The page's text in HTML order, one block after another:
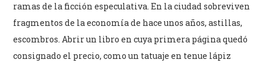
ramas de la ficción especulativa. En la ciudad sobreviven
fragmentos de la economía de hace unos años, astillas,
escombros. Abrir un libro en cuya primera página quedó
consignado el precio, como un tatuaje en tenue lápiz